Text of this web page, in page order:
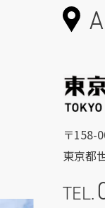
〒158-
東京都
TEL.